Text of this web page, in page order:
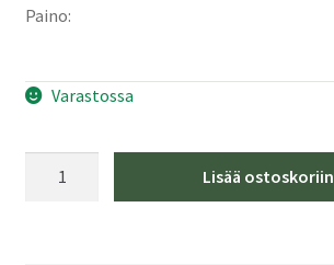
Paino:
Varastossa
Lisää ostoskoriin